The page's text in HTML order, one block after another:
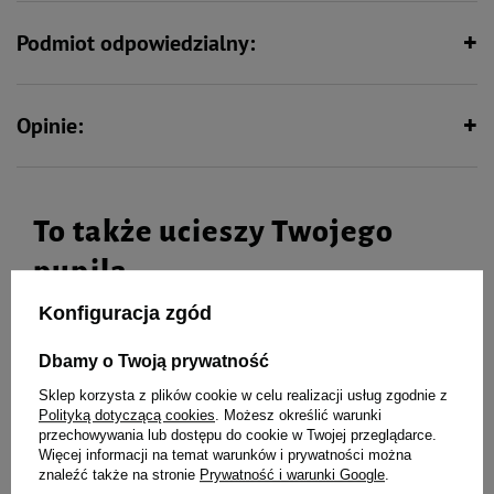
Daily Pleasures z bażantem, szpinakiem i ziemniakiem wyjątkowo smaczną i
zdrową propozycją.
Podmiot odpowiedzialny:
Opinie:
To także ucieszy Twojego
pupila
Karma mokra dla psa Luger's
Daily Pleasures z reniferem,
marchewką i ryżem brązowym
zestaw 6 x 800 g
Daily Pleasures z cielęciną i
marchewką zestaw 6 x 800 g
Konfiguracja zgód
Dbamy o Twoją prywatność
Sklep korzysta z plików cookie w celu realizacji usług zgodnie z
Polityką dotyczącą cookies. Możesz określić warunki
przechowywania lub dostępu do cookie w Twojej przeglądarce.
Więcej informacji na temat warunków i prywatności można
znaleźć także na stronie Prywatność i warunki Google.